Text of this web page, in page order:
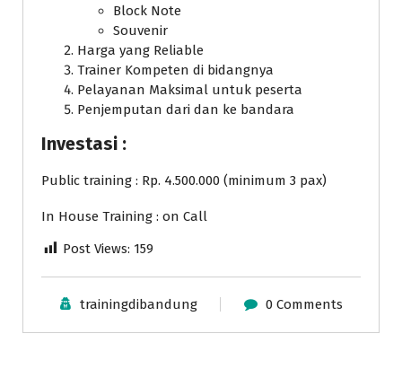
Block Note
Souvenir
Harga yang Reliable
Trainer Kompeten di bidangnya
Pelayanan Maksimal untuk peserta
Penjemputan dari dan ke bandara
Investasi :
Public training : Rp. 4.500.000 (minimum 3 pax)
In House Training : on Call
Post Views: 159
trainingdibandung 0 Comments